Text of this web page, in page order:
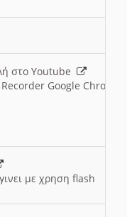
στο Youtube
Google Chrome
με χρηση flash